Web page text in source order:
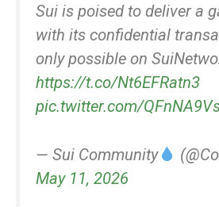
Sui is poised to deliver a
with its confidential
only possible on
https://t.co/Nt6EFRatn3
pic.twitter.com/
— Sui Community
May 11, 2026